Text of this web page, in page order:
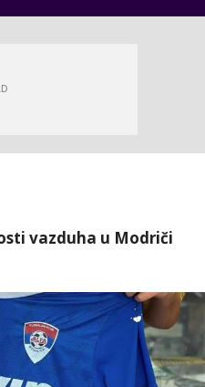
vazduha u Modriči